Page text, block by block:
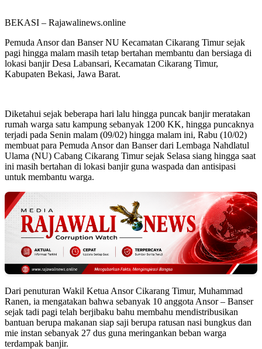
BEKASI – Rajawalinews.online
Pemuda Ansor dan Banser NU Kecamatan Cikarang Timur sejak
pagi hingga malam masih tetap bertahan membantu dan bersiaga di
lokasi banjir Desa Labansari, Kecamatan Cikarang Timur,
Kabupaten Bekasi, Jawa Barat.
Diketahui sejak beberapa hari lalu hingga puncak banjir meratakan
rumah warga satu kampung sebanyak 1200 KK, hingga puncaknya
terjadi pada Senin malam (09/02) hingga malam ini, Rabu (10/02)
membuat para Pemuda Ansor dan Banser dari Lembaga Nahdlatul
Ulama (NU) Cabang Cikarang Timur sejak Selasa siang hingga saat
ini masih bertahan di lokasi banjir guna waspada dan antisipasi
untuk membantu warga.
Dari penuturan Wakil Ketua Ansor Cikarang Timur, Muhammad
Ranen, ia mengatakan bahwa sebanyak 10 anggota Ansor – Banser
sejak tadi pagi telah berjibaku bahu membahu mendistribusikan
bantuan berupa makanan siap saji berupa ratusan nasi bungkus dan
mie instan sebanyak 27 dus guna meringankan beban warga
terdampak banjir.